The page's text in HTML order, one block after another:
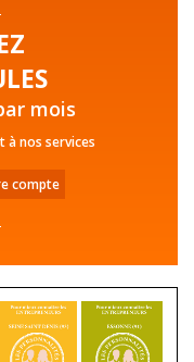
mois
à nos services
compte